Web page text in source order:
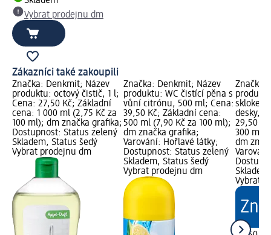
Vybrat prodejnu dm
Zákazníci také zakoupili
Značka: Denkmit; Název
produktu: octový čistič, 1 l;
Cena: 27,50 Kč; Základní
cena: 1 000 ml (2,75 Kč za
100 ml); dm značka grafika;
Dostupnost: Status zelený
Skladem, Status šedý
Vybrat prodejnu dm
Značka: Denkmit; Název
produktu: WC čistící pěna s
vůní citrónu, 500 ml; Cena:
39,50 Kč; Základní cena:
500 ml (7,90 Kč za 100 ml);
dm značka grafika;
Varování: Hořlavé látky;
Dostupnost: Status zelený
Skladem, Status šedý
Vybrat prodejnu dm
Značka:
desky,
29,50
300 ml
dm
Vybrat